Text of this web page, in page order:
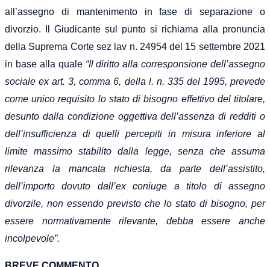
all’assegno di mantenimento in fase di separazione o
divorzio.
Il Giudicante sul punto si richiama alla pronuncia
della Suprema Corte sez lav n. 24954 del 15 settembre 2021
in base al la quale “Il diritto alla corresponsione dell’assegno
sociale ex art. 3, comma 6, della l. n. 335 del 1995, prevede
come unico requisito lo stato di bisogno effettivo del titolare,
desunto dalla condizione oggettiva dell’assenza di redditi o
dell’insufficienza di quelli percepiti in misura inferiore al
limite massimo stabilito dalla legge, senza che assuma
rilevanza la mancata richiesta, da parte dell’assistito,
dell’importo dovuto dall’ex coniuge a titolo di assegno
divorzile, non essendo previsto che lo stato di bisogno, per
essere normativamente rilevante, debba essere anche
incolpevole”.